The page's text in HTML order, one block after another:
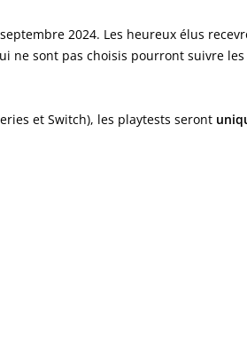
2024. Les heureux élus
ne sont pas choisis pourront suivre
et Switch), les playtests seront